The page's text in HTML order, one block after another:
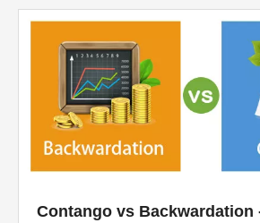
Pełna forma
Samouczki dotyczące zarządzania
Contango vs Backwardation